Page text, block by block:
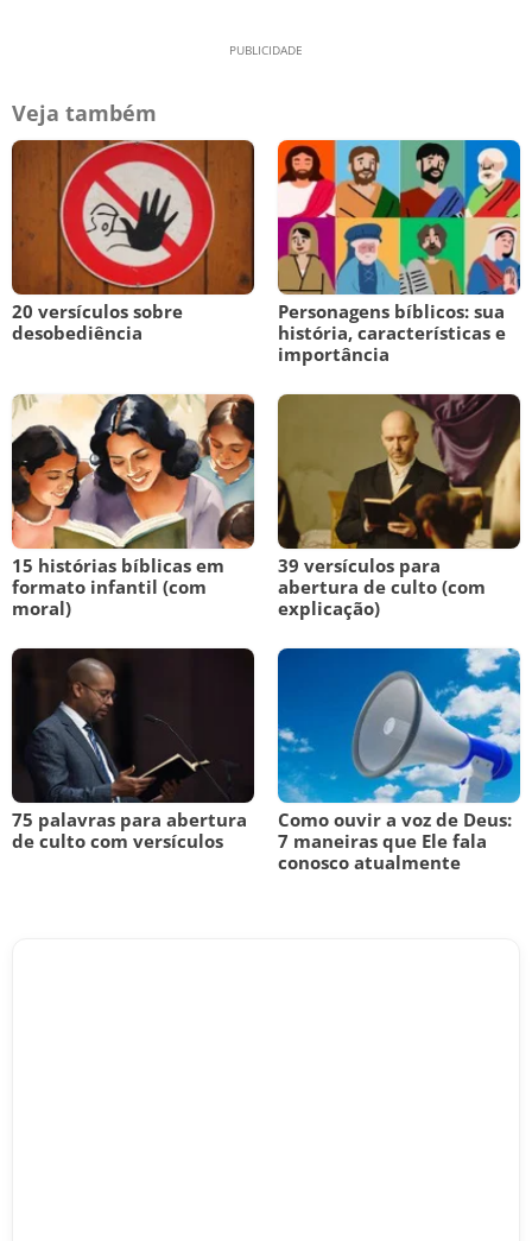
Veja também
20 versículos sobre
desobediência
Personagens bíblicos: sua
história, características e
importância
15 histórias bíblicas em
formato infantil (com
moral)
39 versículos para
abertura de culto (com
explicação)
75 palavras para abertura
de culto com versículos
Como ouvir a voz de Deus:
7 maneiras que Ele fala
conosco atualmente